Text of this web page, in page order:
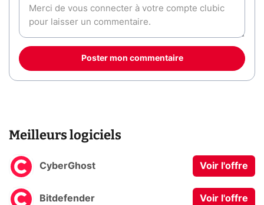
Poster mon commentaire
Meilleurs logiciels
CyberGhost Voir l'offre
Bitdefender Voir l'offre